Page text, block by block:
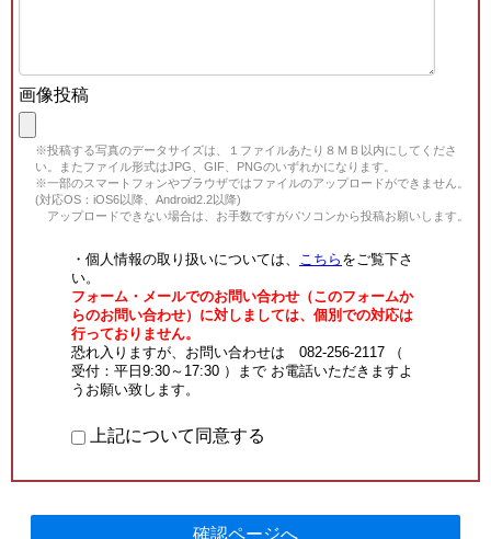
画像投稿
※投稿する写真のデータサイズは、１ファイルあたり８ＭＢ以内にしてくださ
い。またファイル形式はJPG、GIF、PNGのいずれかになります。
※一部のスマートフォンやブラウザではファイルのアップロードができません。
(対応OS：iOS6以降、Android2.2以降)
アップロードできない場合は、お手数ですがパソコンから投稿お願いします。
・個人情報の取り扱いについては、 こちら をご覧下さ
い。
フォーム・メールでのお問い合わせ（このフォームか
らのお問い合わせ）に対しましては、個別での対応は
行っておりません。
恐れ入りますが、お問い合わせは 082-256-2117 （
受付：平日9:30～17:30 ）まで お電話いただきますよ
うお願い致します。
上記について同意する
確認ページへ